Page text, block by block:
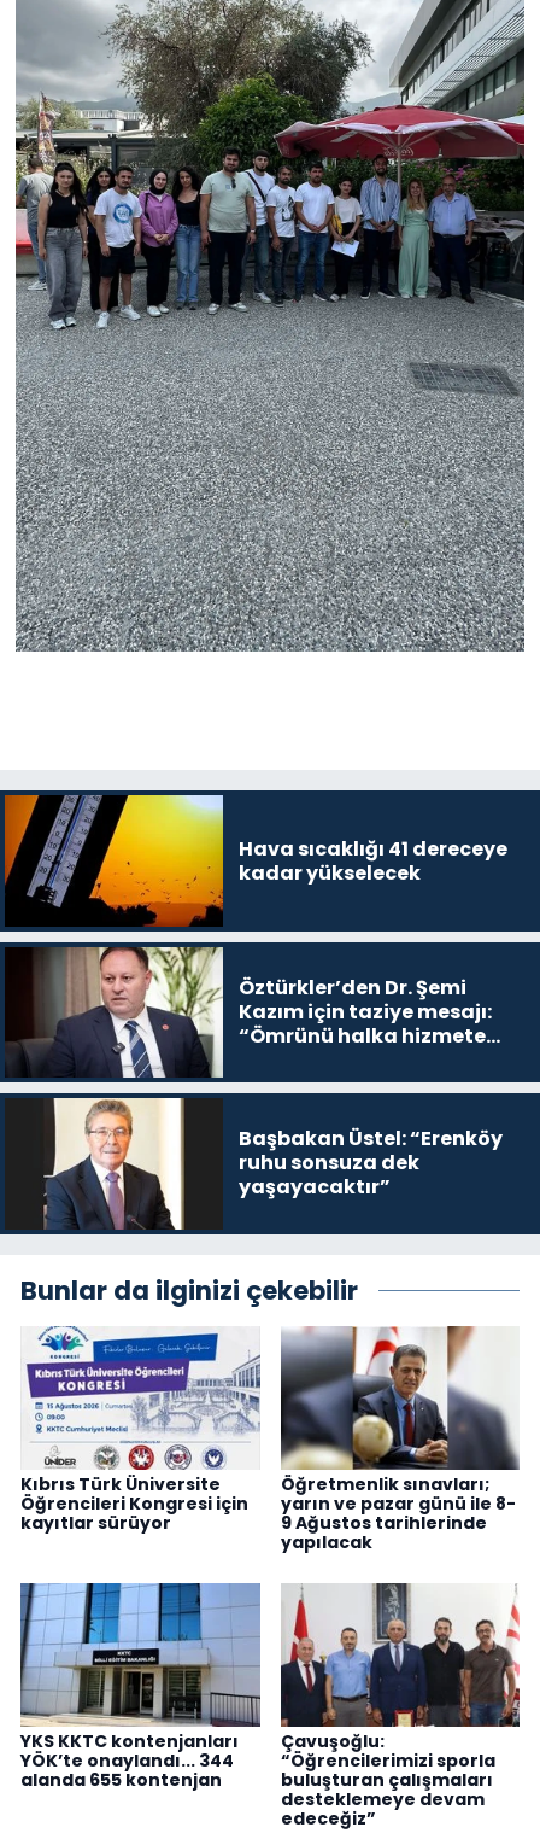
Hava sıcaklığı 41 dereceye
kadar yükselecek
Öztürkler’den Dr. Şemi
Kazım için taziye mesajı:
“Ömrünü halka hizmete
Başbakan Üstel: “Erenköy
ruhu sonsuza dek
yaşayacaktır”
Bunlar da ilginizi çekebilir
Kıbrıs Türk Üniversite
Öğrencileri Kongresi için
kayıtlar sürüyor
Öğretmenlik sınavları;
yarın ve pazar günü ile 8-
9 Ağustos tarihlerinde
yapılacak
YKS KKTC kontenjanları
YÖK’te onaylandı... 344
alanda 655 kontenjan
Çavuşoğlu:
“Öğrencilerimizi sporla
buluşturan çalışmaları
desteklemeye devam
edeceğiz”